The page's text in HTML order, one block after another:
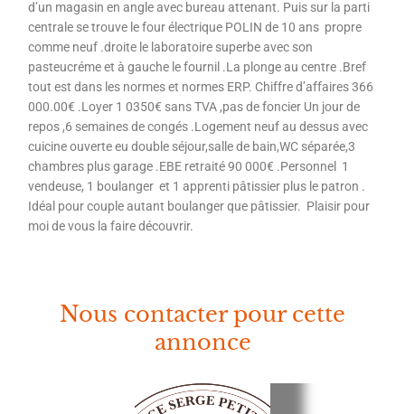
d’un magasin en angle avec bureau attenant. Puis sur la parti
centrale se trouve le four électrique POLIN de 10 ans propre
comme neuf .droite le laboratoire superbe avec son
pasteucréme et à gauche le fournil .La plonge au centre .Bref
tout est dans les normes et normes ERP. Chiffre d’affaires 366
000.00€ .Loyer 1 0350€ sans TVA ,pas de foncier Un jour de
repos ,6 semaines de congés .Logement neuf au dessus avec
cuicine ouverte eu double séjour,salle de bain,WC séparée,3
chambres plus garage .EBE retraité 90 000€ .Personnel 1
vendeuse, 1 boulanger et 1 apprenti pâtissier plus le patron .
Idéal pour couple autant boulanger que pâtissier. Plaisir pour
moi de vous la faire découvrir.
Nous contacter pour cette
annonce